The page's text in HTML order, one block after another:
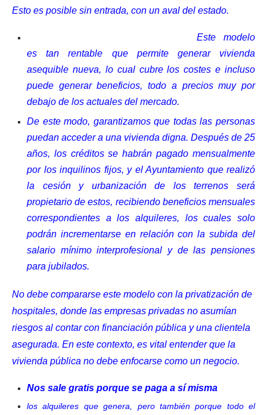
Esto es posible sin entrada, con un aval del estado.
Este modelo
es tan rentable que permite generar vivienda
asequible nueva, lo cual cubre los costes e incluso
puede generar beneficios, todo a precios muy por
debajo de los actuales del mercado.
De este modo, garantizamos que todas las personas
puedan acceder a una vivienda digna. Después de 25
años, los créditos se habrán pagado mensualmente
por los inquilinos fijos, y el Ayuntamiento que realizó
la cesión y urbanización de los terrenos será
propietario de estos, recibiendo beneficios mensuales
correspondientes a los alquileres, los cuales solo
podrán incrementarse en relación con la subida del
salario mínimo interprofesional y de las pensiones
para jubilados.
No debe compararse este modelo con la privatización de
hospitales, donde las empresas privadas no asumían
riesgos al contar con financiación pública y una clientela
asegurada. En este contexto, es vital entender que la
vivienda pública no debe enfocarse como un negocio.
Nos sale gratis porque se paga a sí misma
los alquileres que genera, pero también porque todo el